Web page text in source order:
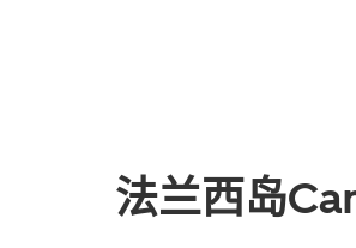
法兰西岛